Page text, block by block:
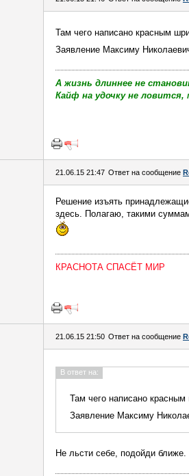
Там чего написано красным
Заявление Максиму
А жизнь длиннее не
Кайф на удочку не
21.06.15 21:47 Ответ на сообщение
Решение изъять
здесь. Полагаю, такими
КРАСНОТА СПАСЁТ МИР
21.06.15 21:50 Ответ на сообщение
В ответ на:
Там чего написано
Заявление Максиму
Не льсти себе, подойди ближе.